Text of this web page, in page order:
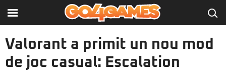
Valorant a primit un nou mod
de joc casual: Escalation